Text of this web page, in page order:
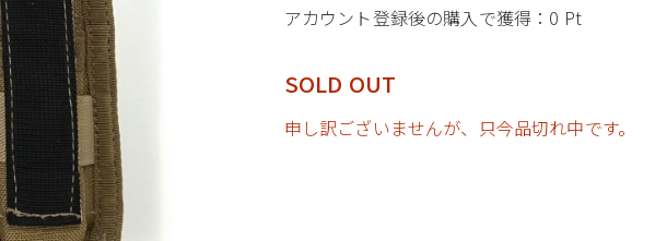
アカウント登録後の購入で獲得： 0 Pt
SOLD OUT
申し訳ございませんが、只今品切れ中です。